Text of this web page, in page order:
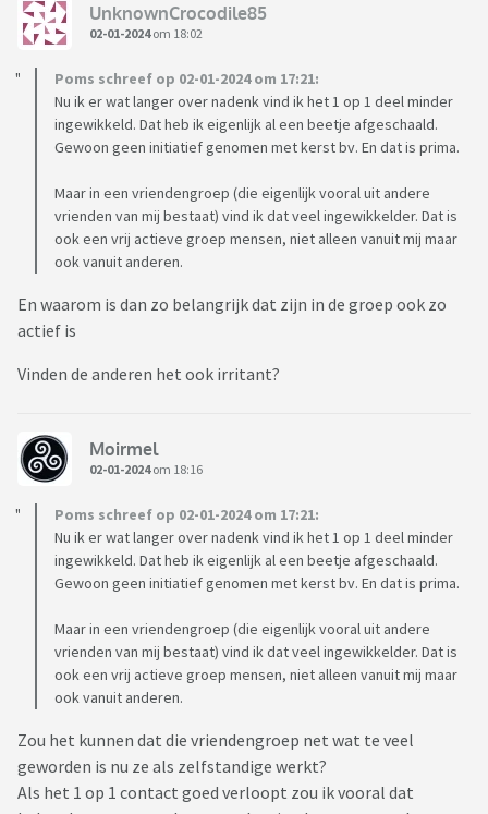
UnknownCrocodile85
02-01-2024om 18:02
Poms schreef op 02-01-2024 om 17:21:
Nu ik er wat langer over nadenk vind ik het 1 op 1 deel minder
ingewikkeld. Dat heb ik eigenlijk al een beetje afgeschaald.
Gewoon geen initiatief genomen met kerst bv. En dat is prima.
Maar in een vriendengroep (die eigenlijk vooral uit andere
vrienden van mij bestaat) vind ik dat veel ingewikkelder. Dat is
ook een vrij actieve groep mensen, niet alleen vanuit mij maar
ook vanuit anderen.
En waarom is dan zo belangrijk dat zijn in de groep ook zo
actief is
Vinden de anderen het ook irritant?
Moirmel
02-01-2024om 18:16
Poms schreef op 02-01-2024 om 17:21:
Nu ik er wat langer over nadenk vind ik het 1 op 1 deel minder
ingewikkeld. Dat heb ik eigenlijk al een beetje afgeschaald.
Gewoon geen initiatief genomen met kerst bv. En dat is prima.
Maar in een vriendengroep (die eigenlijk vooral uit andere
vrienden van mij bestaat) vind ik dat veel ingewikkelder. Dat is
ook een vrij actieve groep mensen, niet alleen vanuit mij maar
ook vanuit anderen.
Zou het kunnen dat die vriendengroep net wat te veel
geworden is nu ze als zelfstandige werkt?
Als het 1 op 1 contact goed verloopt zou ik vooral dat